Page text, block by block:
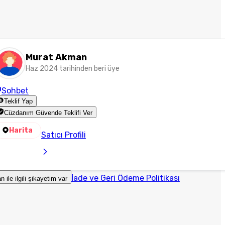
Murat Akman
Haz 2024 tarihinden beri üye
Sohbet
Teklif Yap
Cüzdanım Güvende Teklifi Ver
Harita Satıcı Profili
ile ilgili şikayetim var İade ve Geri Ödeme Politikası